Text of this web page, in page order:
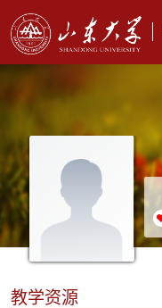
教学资源